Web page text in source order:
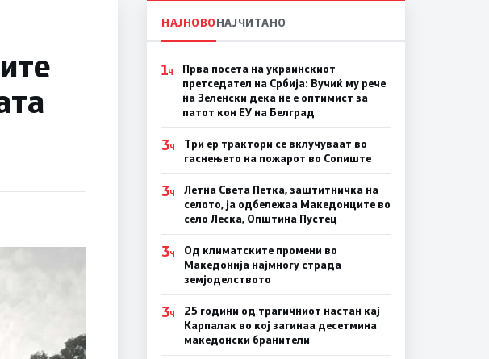
НАЈНОВОНАЈЧИТАНО
1Ч
Прва посета на украинскиот
претседател на Србија: Вучиќ му рече
на Зеленски дека не е оптимист за
патот кон ЕУ на Белград
3Ч
Три ер трактори се вклучуваат во
гаснењето на пожарот во Сопиште
3Ч
Летна Света Петка, заштитничка на
селото, ја одбележаа Македонците во
село Леска, Општина Пустец
3Ч
Од климатските промени во
Македонија најмногу страда
земјоделството
3Ч
25 години од трагичниот настан кај
Карпалак во кој загинаа десетмина
македонски бранители